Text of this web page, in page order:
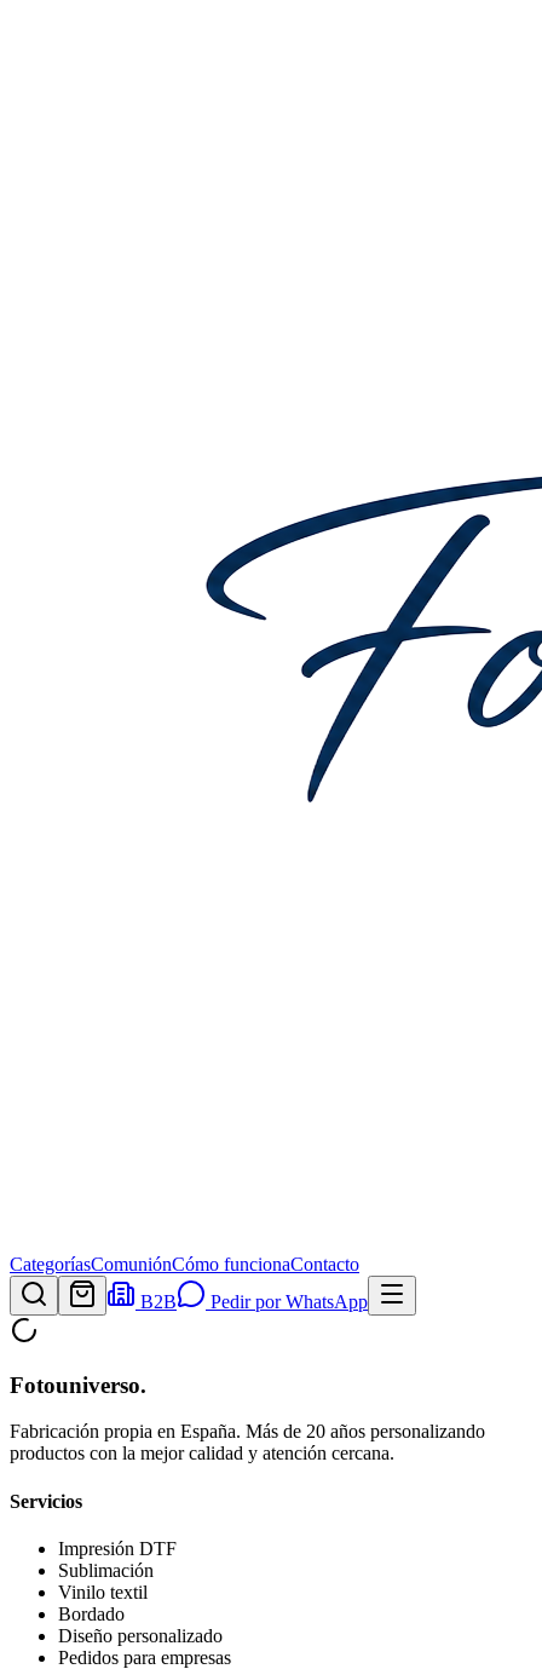
CategoríasComuniónCómo funcionaContacto
B2B
Pedir por WhatsApp
Fotouniverso.
Fabricación propia en España. Más de 20 años personalizando
productos con la mejor calidad y atención cercana.
Servicios
Impresión DTF
Sublimación
Vinilo textil
Bordado
Diseño personalizado
Pedidos para empresas